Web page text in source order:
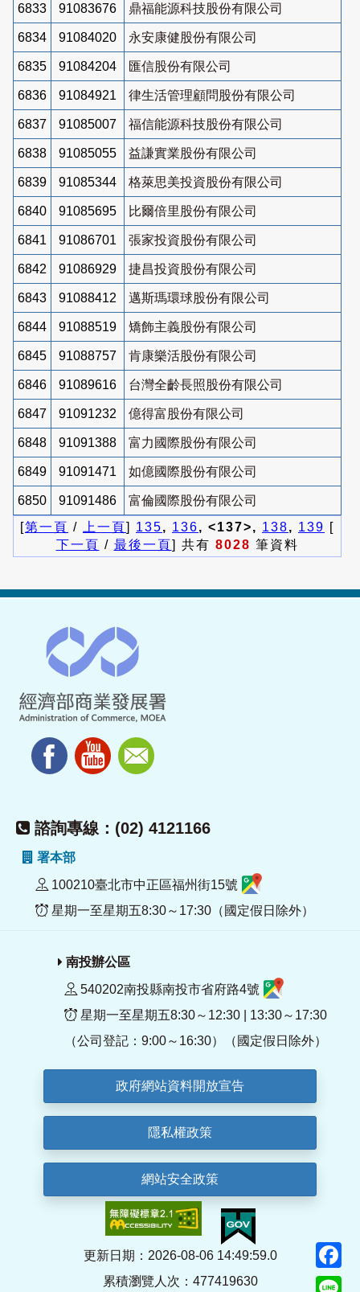
6833 91083676 鼎福能源科技股份有限公司
6834 91084020 永安康健股份有限公司
6835 91084204 匯信股份有限公司
6836 91084921 律生活管理顧問股份有限公司
6837 91085007 福信能源科技股份有限公司
6838 91085055 益謙實業股份有限公司
6839 91085344 格萊思美投資股份有限公司
6840 91085695 比爾倍里股份有限公司
6841 91086701 張家投資股份有限公司
6842 91086929 捷昌投資股份有限公司
6843 91088412 邁斯瑪環球股份有限公司
6844 91088519 矯飾主義股份有限公司
6845 91088757 肯康樂活股份有限公司
6846 91089616 台灣全齡長照股份有限公司
6847 91091232 億得富股份有限公司
6848 91091388 富力國際股份有限公司
6849 91091471 如億國際股份有限公司
6850 91091486
富倫國際股份有限公司
[第一頁 / 上一頁] 135, 136, <137>, 138, 139 [
下一頁 / 最後一頁] 共有 8028 筆資料
諮詢專線：(02) 4121166
署本部
100210臺北市中正區福州街15號
星期一至星期五8:30～17:30（國定假日除外）
南投辦公區
540202南投縣南投市省府路4號
星期一至星期五8:30～12:30 | 13:30～17:30
（公司登記：9:00～16:30）（國定假日除外）
政府網站資料開放宣告
隱私權政策
網站安全政策
更新日期：2026-08-06 14:49:59.0
累積瀏覽人次：477419630